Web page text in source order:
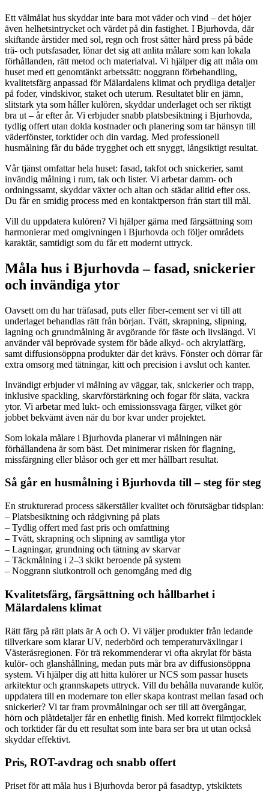
Ett välmålat hus skyddar inte bara mot väder och vind – det höjer
även helhetsintrycket och värdet på din fastighet. I Bjurhovda, där
skiftande årstider med sol, regn och frost sätter hård press på både
trä- och putsfasader, lönar det sig att anlita målare som kan lokala
förhållanden, rätt metod och materialval. Vi hjälper dig att måla om
huset med ett genomtänkt arbetssätt: noggrann förbehandling,
kvalitetsfärg anpassad för Mälardalens klimat och prydliga detaljer
på foder, vindskivor, staket och uterum. Resultatet blir en jämn,
slitstark yta som håller kulören, skyddar underlaget och ser riktigt
bra ut – år efter år. Vi erbjuder snabb platsbesiktning i Bjurhovda,
tydlig offert utan dolda kostnader och planering som tar hänsyn till
väderfönster, torktider och din vardag. Med professionell
husmålning får du både trygghet och ett snyggt, långsiktigt resultat.
Vår tjänst omfattar hela huset: fasad, takfot och snickerier, samt
invändig målning i rum, tak och lister. Vi arbetar damm- och
ordningssamt, skyddar växter och altan och städar alltid efter oss.
Du får en smidig process med en kontaktperson från start till mål.
Vill du uppdatera kulören? Vi hjälper gärna med färgsättning som
harmonierar med omgivningen i Bjurhovda och följer områdets
karaktär, samtidigt som du får ett modernt uttryck.
Måla hus i Bjurhovda – fasad, snickerier
och invändiga ytor
Oavsett om du har träfasad, puts eller fiber-cement ser vi till att
underlaget behandlas rätt från början. Tvätt, skrapning, slipning,
lagning och grundmålning är avgörande för fäste och livslängd. Vi
använder väl beprövade system för både alkyd- och akrylatfärg,
samt diffusionsöppna produkter där det krävs. Fönster och dörrar får
extra omsorg med tätningar, kitt och precision i avslut och kanter.
Invändigt erbjuder vi målning av väggar, tak, snickerier och trapp,
inklusive spackling, skarvförstärkning och fogar för släta, vackra
ytor. Vi arbetar med lukt- och emissionssvaga färger, vilket gör
jobbet bekvämt även när du bor kvar under projektet.
Som lokala målare i Bjurhovda planerar vi målningen när
förhållandena är som bäst. Det minimerar risken för flagning,
missfärgning eller blåsor och ger ett mer hållbart resultat.
Så går en husmålning i Bjurhovda till – steg för steg
En strukturerad process säkerställer kvalitet och förutsägbar tidsplan:
– Platsbesiktning och rådgivning på plats
– Tydlig offert med fast pris och omfattning
– Tvätt, skrapning och slipning av samtliga ytor
– Lagningar, grundning och tätning av skarvar
– Täckmålning i 2–3 skikt beroende på system
– Noggrann slutkontroll och genomgång med dig
Kvalitetsfärg, färgsättning och hållbarhet i
Mälardalens klimat
Rätt färg på rätt plats är A och O. Vi väljer produkter från ledande
tillverkare som klarar UV, nederbörd och temperaturväxlingar i
Västeråsregionen. För trä rekommenderar vi ofta akrylat för bästa
kulör- och glanshållning, medan puts mår bra av diffusionsöppna
system. Vi hjälper dig att hitta kulörer ur NCS som passar husets
arkitektur och grannskapets uttryck. Vill du behålla nuvarande kulör,
uppdatera till en modernare ton eller skapa kontrast mellan fasad och
snickerier? Vi tar fram provmålningar och ser till att övergångar,
hörn och plåtdetaljer får en enhetlig finish. Med korrekt film­tjocklek
och torktider får du ett resultat som inte bara ser bra ut utan också
skyddar effektivt.
Pris, ROT-avdrag och snabb offert
Priset för att måla hus i Bjurhovda beror på fasadtyp, ytskiktets